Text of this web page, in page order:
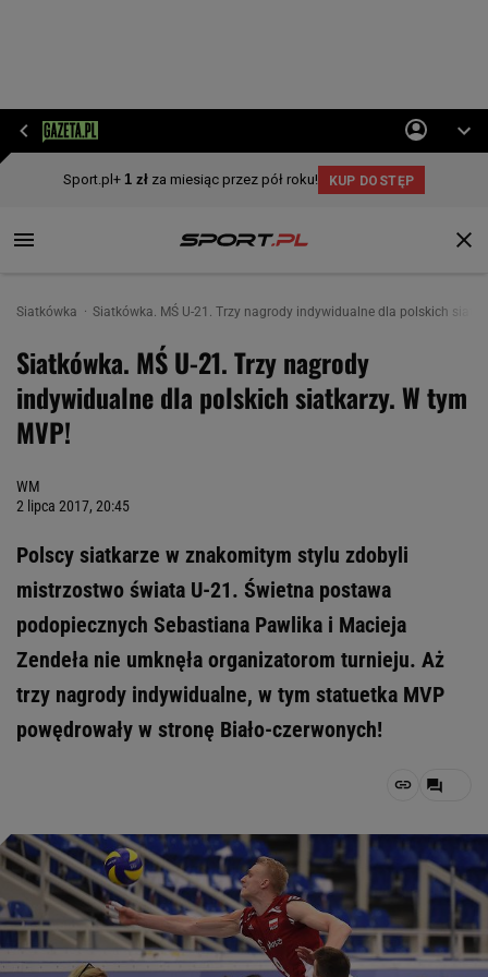
Siatkówka Siatkówka. MŚ U-21. Trzy nagrody indywidualne dla polskich
Siatkówka. MŚ U-21. Trzy nagrody
indywidualne dla polskich siatkarzy. W tym
MVP!
WM
2 lipca 2017, 20:45
Polscy siatkarze w znakomitym stylu zdobyli
mistrzostwo świata U-21. Świetna postawa
podopiecznych Sebastiana Pawlika i Macieja
Zendeła nie umknęła organizatorom turnieju. Aż
trzy nagrody indywidualne, w tym statuetka MVP
powędrowały w stronę Biało-czerwonych!